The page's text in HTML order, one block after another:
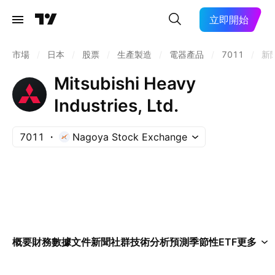
立即開始
市場 日本 股票 生產製造 電器產品 7011 新
Mitsubishi Heavy
Industries, Ltd.
7011 Nagoya Stock Exchange
概要財務數據文件新聞社群技術分析預測季節性ETF更多